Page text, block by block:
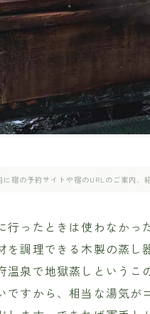
に宿の予約サイトや宿のURLのご案内、
ったときは使わなかっ
を調理できる木製の蒸し
温泉で地獄蒸し というこ
すから、相当な湯気が